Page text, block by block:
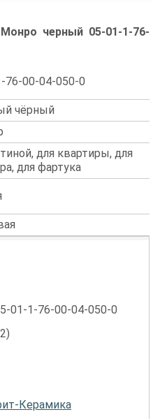
черный 05-01-1-76-
76-00-04-050-0
чёрный
для квартиры, для
для фартука
01-1-76-00-04-050-0
Керамика